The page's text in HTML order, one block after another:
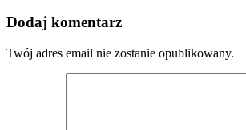
Dodaj komentarz
Twój adres email nie zostanie opublikowany.